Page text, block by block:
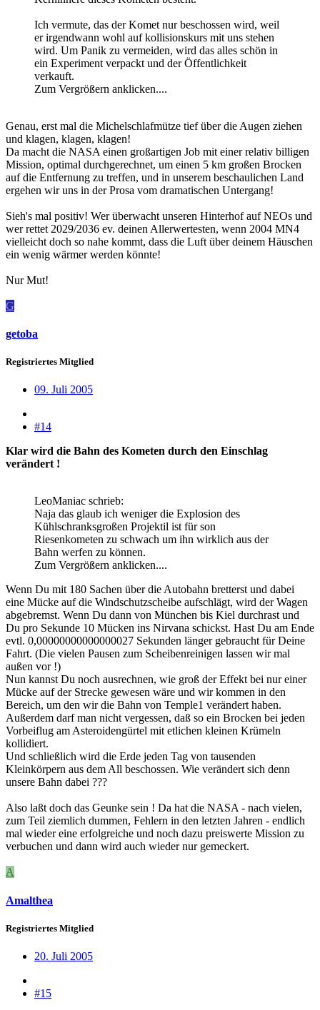
Ich vermute, das der Komet nur beschossen wird, weil
er irgendwann wohl auf kollisionskurs mit uns stehen
wird. Um Panik zu vermeiden, wird das alles schön in
ein Experiment verpackt und der Öffentlichkeit
verkauft.
Zum Vergrößern anklicken....
Genau, erst mal die Michelschlafmütze tief über die Augen ziehen
und klagen, klagen, klagen!
Da macht die NASA einen großartigen Job mit einer relativ billigen
Mission, optimal durchgerechnet, um einen 5 km großen Brocken
auf die Entfernung zu treffen, und in unserem beschaulichen Land
ergehen wir uns in der Prosa vom dramatischen Untergang!
Sieh's mal positiv! Wer überwacht unseren Hinterhof auf NEOs und
wer rettet 2029/2036 ev. deinen Allerwertesten, wenn 2004 MN4
vielleicht doch so nahe kommt, dass die Luft über deinem Häuschen
ein wenig wärmer werden könnte!
Nur Mut!
G
getoba
Registriertes Mitglied
09. Juli 2005
#14
Klar wird die Bahn des Kometen durch den Einschlag
verändert !
LeoManiac schrieb:
Naja das glaub ich weniger die Explosion des
Kühlschranksgroßen Projektil ist für son
Riesenkometen zu schwach um ihn wirklich aus der
Bahn werfen zu können.
Zum Vergrößern anklicken....
Wenn Du mit 180 Sachen über die Autobahn bretterst und dabei
eine Mücke auf die Windschutzscheibe aufschlägt, wird der Wagen
abgebremst. Wenn Du dann von München bis Kiel durchrast und
Du pro Sekunde 10 Mücken ins Nirvana schickst. Hast Du am Ende
evtl. 0,00000000000000027 Sekunden länger gebraucht für Deine
Fahrt. (Die vielen Pausen zum Scheibenreinigen lassen wir mal
außen vor !)
Nun kannst Du noch ausrechnen, wie groß der Effekt bei nur einer
Mücke auf der Strecke gewesen wäre und wir kommen in den
Bereich, um den wir die Bahn von Temple1 verändert haben.
Außerdem darf man nicht vergessen, daß so ein Brocken bei jeden
Vorbeiflug am Asteroidengürtel mit etlichen kleinen Krümeln
kollidiert.
Und schließlich wird die Erde jeden Tag von tausenden
Kleinkörpern aus dem All beschossen. Wie verändert sich denn
unsere Bahn dabei ???
Also laßt doch das Geunke sein ! Da hat die NASA - nach vielen,
zum Teil ziemlich dummen, Fehlern in den letzten Jahren - endlich
mal wieder eine erfolgreiche und noch dazu preiswerte Mission zu
verbuchen und dann wird auch wieder nur gemeckert.
A
Amalthea
Registriertes Mitglied
20. Juli 2005
#15